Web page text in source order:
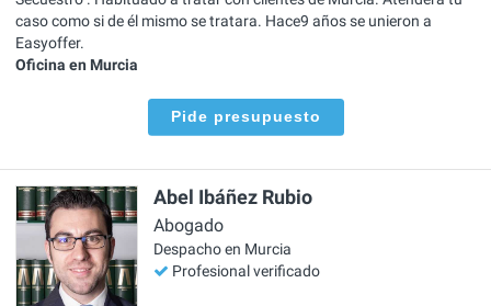
caso como si de él mismo se tratara. Hace9 años se unieron a
Easyoffer.
Oficina en Murcia
Pide presupuesto
Abel Ibáñez Rubio
Abogado
Despacho en Murcia
Profesional verificado